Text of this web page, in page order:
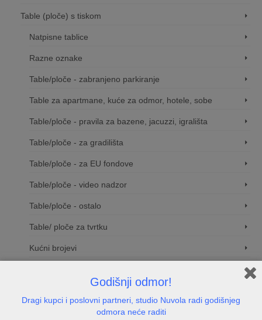
Table (ploče) s tiskom
Natpisne tablice
Razne oznake
Table/ploče - zabranjeno parkiranje
Table za apartmane, kuće za odmor, hotele, sobe
Table/ploče - pravila za bazene, jacuzzi, igrališta
Table/ploče - za gradilišta
Table/ploče - za EU fondove
Table/ploče - video nadzor
Table/ploče - ostalo
Table/ ploče za tvrtku
Kućni brojevi
Godišnji odmor!
Dragi kupci i poslovni partneri, studio Nuvola radi godišnjeg
odmora neće raditi